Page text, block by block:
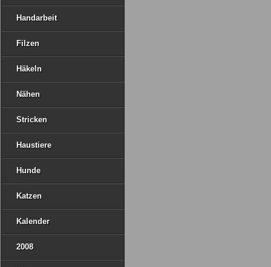
Handarbeit
Filzen
Häkeln
Nähen
Stricken
Haustiere
Hunde
Katzen
Kalender
2008